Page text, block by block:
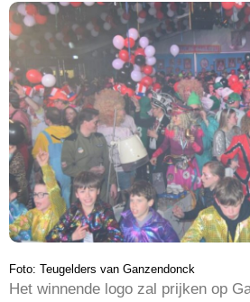
Foto: Teugelders van Ganzendonck
Het winnende logo zal prijken op